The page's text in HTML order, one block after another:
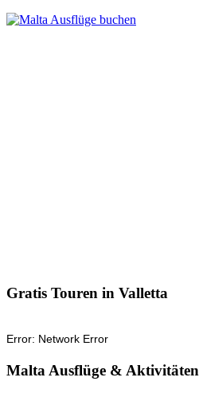
Gratis Touren in Valletta
Malta Ausflüge & Aktivitäten